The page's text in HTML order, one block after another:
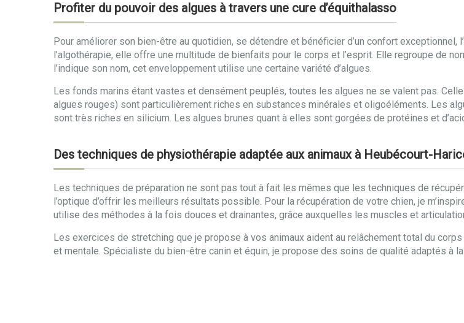
Profiter du pouvoir des algues à travers une cure d’équithalasso
Pour améliorer son bien-être au quotidien, se détendre et bénéficier d’un confort
l’algothérapie, elle offre une multitude de bienfaits pour le corps et l’esprit. Elle regroupe de
l’indique son nom, cet enveloppement utilise une certaine variété d’algues.
Les fonds marins étant vastes et densément peuplés, toutes les algues ne se valent pas.
algues rouges) sont particulièrement riches en substances minérales et oligoéléments. Les
sont très riches en silicium. Les algues brunes quant à elles sont gorgées de protéines et
Des techniques de physiothérapie adaptée aux animaux à Heubécourt-
Les techniques de préparation ne sont pas tout à fait les mêmes que les techniques de
l’optique d’offrir les meilleurs résultats possible. Pour la récupération de votre chien, je
utilise des méthodes à la fois douces et drainantes, grâce auxquelles les muscles et
Les exercices de stretching que je propose à vos animaux aident au relâchement total du
et mentale. Spécialiste du bien-être canin et équin, je propose des soins de qualité adaptés à